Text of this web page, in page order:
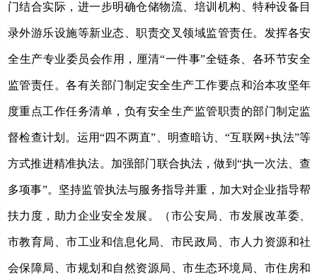
门结合实际，进一步明确仓储物流、培训机构、特种设备目
录外游乐设施等新业态、职责交叉领域监管责任。发挥各安
全生产专业委员会作用，厘清“一件事”全链条、各环节安全
监管责任。各有关部门制定安全生产工作要点和治本攻坚年
度重点工作任务清单，负有安全生产监管职责的部门制定监
督检查计划。运用“四不两直”、明查暗访、“互联网+执法”等
方式推进精准执法。加强部门联合执法，做到“执一次法、查
多项事”。坚持监管执法与服务指导并重，加大对企业指导帮
扶力度，助力企业安全发展。（市公安局、市发展改革委、
市教育局、市工业和信息化局、市民政局、市人力资源和社
会保障局、市规划和自然资源局、市生态环境局、市住房和